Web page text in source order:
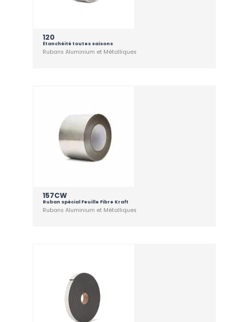
120
Étanchéité toutes saisons
Rubans Aluminium et Métalliques
157CW
Ruban spécial Feuille Fibre Kraft
Rubans Aluminium et Métalliques